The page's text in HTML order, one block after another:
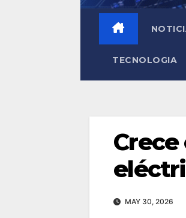
TECNOLOGIA
MAY 30, 2026